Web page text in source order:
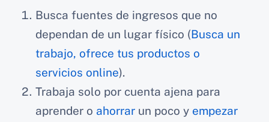
Busca fuentes de ingresos que no
dependan de un lugar físico (Busca un
trabajo, ofrece tus productos o
servicios online).
Trabaja solo por cuenta ajena para
aprender o ahorrar un poco y empezar